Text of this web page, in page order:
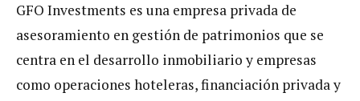
GFO Investments es una empresa privada de
asesoramiento en gestión de patrimonios que se
centra en el desarrollo inmobiliario y empresas
como operaciones hoteleras, financiación privada y